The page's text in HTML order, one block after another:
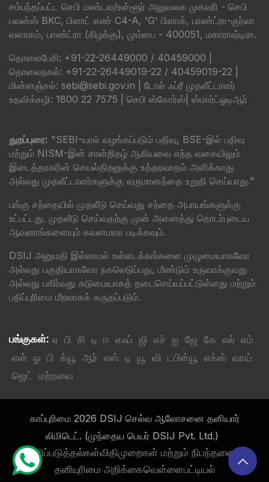
சம்பந்தப்பட்ட செபி மண்டல/உள்ளூர் அலுவலக முகவரி - செபி
பவன்ஸ் BKC, பிளாட் எண் C4-A, 'G' பிளாக், பாண்ட்ரா-குர்லா
வளாகம், பாண்ட்ரா (கிழக்கு), மும்பை - 400051, மகாராஷ்டிரா.
தொலைபேசி: +91-22-26449000 / 40459000 |
தொலைநகல்: +91-22-26449019-22 / 40459019-22 |
மின்னஞ்சல்: sebi@sebi.gov.in | டோல் ஃப்ரீ முதலீட்டாளர்
உதவிக்கழி: 1800 22 7575 | செபி ஸ்கோர்ஸ் ஸ்மார்ட்ஓடிஆர்
துறப்புரை: "SEBI-யால் வழங்கப்படும் பதிவு, BSE-இல் பதிவு
மற்றும் NISM-இன் சான்றிதழ் ஆகியவை எந்த வகையிலும்
இடைத்தரகரின் செயல்திறனுக்கு உத்தரவாதம் அளிக்காது
அல்லது முதலீட்டாளர்களுக்கு வருமானத்தை உறுதி செய்யாது."
பங்கு சந்தையில் முதலீடு செய்வது சந்தை அபாயங்களுக்கு
உட்பட்டது. முதலீடு செய்வதற்கு முன் அனைத்து தொடர்புடைய
ஆவணங்களையும் கவனமாக படிக்கவும்.
DSIJ அனுமதி இல்லாமல் உள்ளடக்கங்களை முழுமையாகவோ
அல்லது பகுதியாகவோ நகலெடுப்பது, மீண்டும் உருவாக்குவது
அல்லது பகிர்வது கடுமையாகத் தடைசெய்யப்பட்டுள்ளது மற்றும்
பதிப்புரிமை மீறலாகக் கருதப்படும்.
பங்குகள்: ஏ பி சி டி ஈ எஃப் ஜி எச் ஐ ஜே கே எல் எம்
என் ஓ பி க்யூ ஆர் எஸ் டி யூ வி டபிள்யூ எக்ஸ் வாய்
ஜெட் மற்றவை
காப்புரிமை 2026 DSIJ செல்வ ஆலோசனை தனியார்
லிமிடெட். (முந்தைய பெயர் DSIJ Pvt. Ltd.)
வெளிப்படுத்தல்கள்விதிமுறைகள் மற்றும் நிபந்தனைகள்
தனியுரிமை அறிக்கைவெள்ளைபட்டியல்